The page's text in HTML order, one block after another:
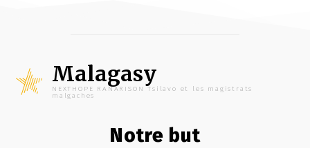
Malagasy
NEXTHOPE RANARISON Tsilavo et les magistrats
malgaches
Notre but